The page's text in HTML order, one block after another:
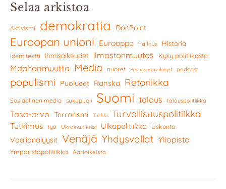
Selaa arkistoa
Aktivismi demokratia DocPoint
Euroopan unioni Eurooppa hallitus Historia
Identiteetti Ihmisoikeudet ilmastonmuutos Kysy politiikasta
Maahanmuutto Media nuoret Perussuomalaiset podcast
populismi Puolueet Ranska Retoriikka
Sosiaalinen media sukupuoli Suomi talous talouspolitiikka
Tasa-arvo Terrorismi Turkki Turvallisuuspolitiikka
Tutkimus työ Ukrainan kriisi Ulkopolitiikka Uskonto
Vaalianalyysit Venäjä Yhdysvallat Yliopisto
Ympäristöpolitiikka Äärioikeisto